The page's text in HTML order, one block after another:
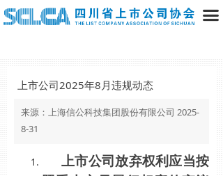
끀
上市公司2025年8月违规动态
上市公司放弃权利应当按
来源：上海信公科技集团股份有限公司 2025-
8-31